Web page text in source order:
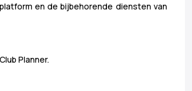
en de bijbehorende diensten van
Planner.